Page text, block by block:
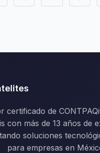
certificado de
con más de 13 años de
soluciones
para empresas en